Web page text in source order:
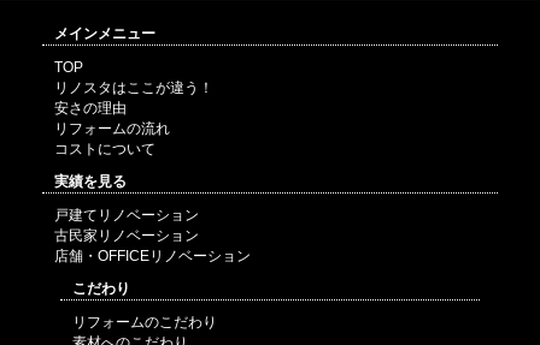
メインメニュー
TOP
リノスタはここが違う！
安さの理由
リフォームの流れ
コストについて
実績を見る
戸建てリノベーション
古民家リノベーション
店舗・OFFICEリノベーション
こだわり
リフォームのこだわり